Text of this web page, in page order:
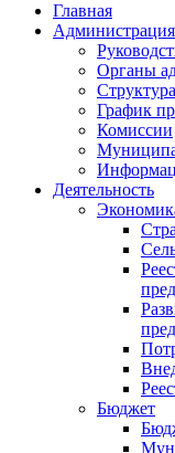
Главная
Администрация
Органы
График
Комиссии
Деятельность
Бюджет